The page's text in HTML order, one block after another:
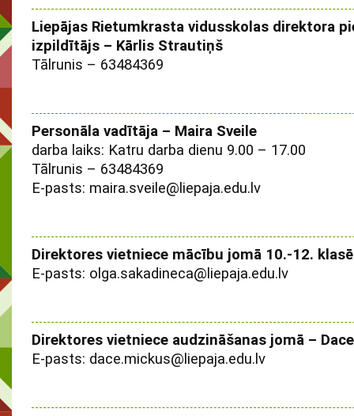
Liepājas Rietumkrasta vidusskolas direktora
izpildītājs – Kārlis Strautiņš
Tālrunis – 63484369
Personāla vadītāja – Maira Sveile
darba laiks: Katru darba dienu 9.00 – 17.00
Tālrunis – 63484369
E-pasts: maira.sveile@liepaja.edu.lv
Direktores vietniece mācību jomā 10.-12.
E-pasts: olga.sakadineca@liepaja.edu.lv
Direktores vietniece audzināšanas jomā –
E-pasts: dace.mickus@liepaja.edu.lv